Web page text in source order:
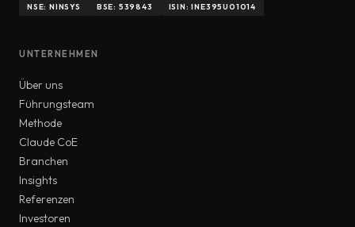
NSE: NINSYS BSE: 539843 ISIN: INE395U01014
UNTERNEHMEN
Über uns
Führungsteam
Methode
Claude CoE
Branchen
Insights
Referenzen
Investoren